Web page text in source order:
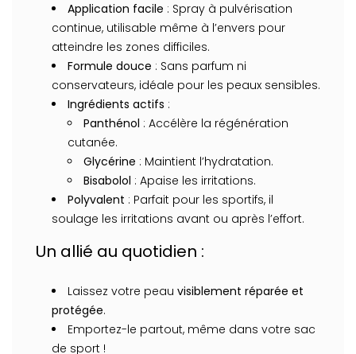
Application facile : Spray à pulvérisation
continue, utilisable même à l’envers pour
atteindre les zones difficiles.
Formule douce : Sans parfum ni
conservateurs, idéale pour les peaux sensibles.
Ingrédients actifs :
Panthénol : Accélère la régénération
cutanée.
Glycérine : Maintient l’hydratation.
Bisabolol : Apaise les irritations.
Polyvalent : Parfait pour les sportifs, il
soulage les irritations avant ou après l’effort.
Un allié au quotidien :
Laissez votre peau visiblement réparée et
protégée.
Emportez-le partout, même dans votre sac
de sport !